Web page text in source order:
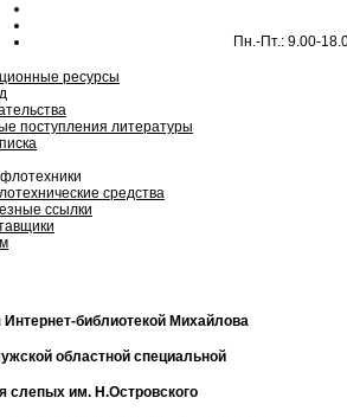
Пн.-Пт.: 9.00-
ресурсы
поступления литературы
средства
ссылки
библиотекой Михайлова
областной специальной
слепых им. Н.Островского